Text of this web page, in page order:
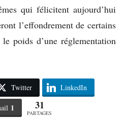
qui félicitent aujourd’hui
l’effondrement de certains
poids d’une réglementation
Twitter LinkedIn
1 31
PARTAGES